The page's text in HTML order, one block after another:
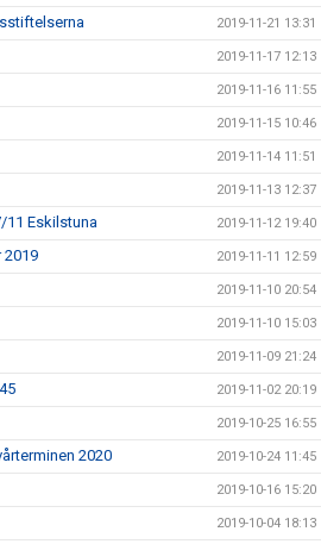
2019-11-21 13:31
2019-11-17 12:13
2019-11-16 11:55
2019-11-15 10:46
2019-11-14 11:51
2019-11-13 12:37
11 Eskilstuna 2019-11-12 19:40
2019 2019-11-11 12:59
2019-11-10 20:54
2019-11-10 15:03
2019-11-09 21:24
2019-11-02 20:19
2019-10-25 16:55
2020 2019-10-24 11:45
2019-10-16 15:20
2019-10-04 18:13